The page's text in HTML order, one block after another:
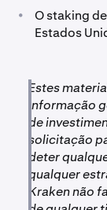
•
O staking
Estados
Estes
informação
de
solicitação
deter
qualquer
Kraken não